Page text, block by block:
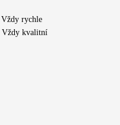
Vždy rychle
Vždy kvalitní